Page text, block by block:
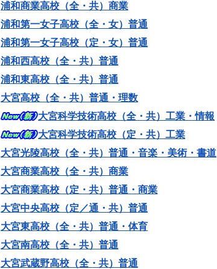
浦和商業高校（全・共）商業
浦和第一女子高校（全・女）普通
浦和第一女子高校（定・女）普通
浦和西高校（全・共）普通
浦和東高校（全・共）普通
大宮高校（全・共）普通・理数
大宮科学技術高校（全・共）工業・情報
大宮科学技術高校（定・共）工業
大宮光陵高校（全・共）普通・音楽・美術・書道
大宮商業高校（全・共）商業
大宮商業高校（定・共）普通・商業
大宮中央高校（定／通・共）普通
大宮東高校（全・共）普通・体育
大宮南高校（全・共）普通
大宮武蔵野高校（全・共）普通